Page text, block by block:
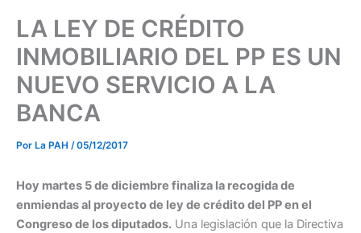
LA LEY DE CRÉDITO
INMOBILIARIO DEL PP ES UN
NUEVO SERVICIO A LA
BANCA
Por La PAH /05/12/2017
Hoy martes 5 de diciembre finaliza la recogida de
enmiendas al proyecto de ley de crédito del PP en el
Congreso de los diputados. Una legislación que la Directiva